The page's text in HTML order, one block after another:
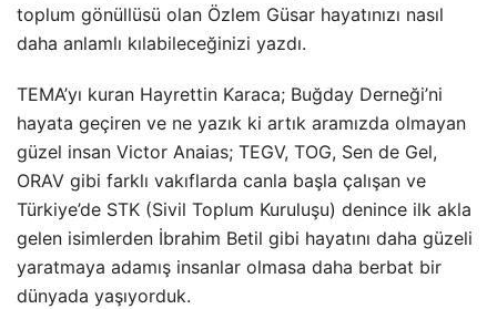
toplum gönüllüsü olan Özlem Güsar hayatınızı nasıl
daha anlamlı kılabileceğinizi yazdı.
TEMA’yı kuran Hayrettin Karaca; Buğday Derneği’ni
hayata geçiren ve ne yazık ki artık aramızda olmayan
güzel insan Victor Anaias; TEGV, TOG, Sen de Gel,
ORAV gibi farklı vakıflarda canla başla çalışan ve
Türkiye’de STK (Sivil Toplum Kuruluşu) denince ilk akla
gelen isimlerden İbrahim Betil gibi hayatını daha güzeli
yaratmaya adamış insanlar olmasa daha berbat bir
dünyada yaşıyorduk.